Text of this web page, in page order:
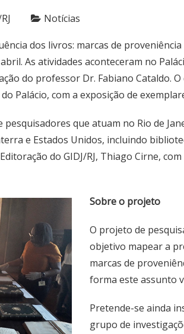
Notícias
dos livros: marcas de
As atividades aconteceram no
do professor Dr. Fabiano Cataldo.
Palácio, com a exposição de
que atuam no Rio de
e Estados Unidos, incluindo
do GIDJ/RJ, Thiago Cirne,
Sobre o projeto
O projeto de
objetivo mapear a
marcas de
forma este assunto
Pretende-se ainda
grupo de